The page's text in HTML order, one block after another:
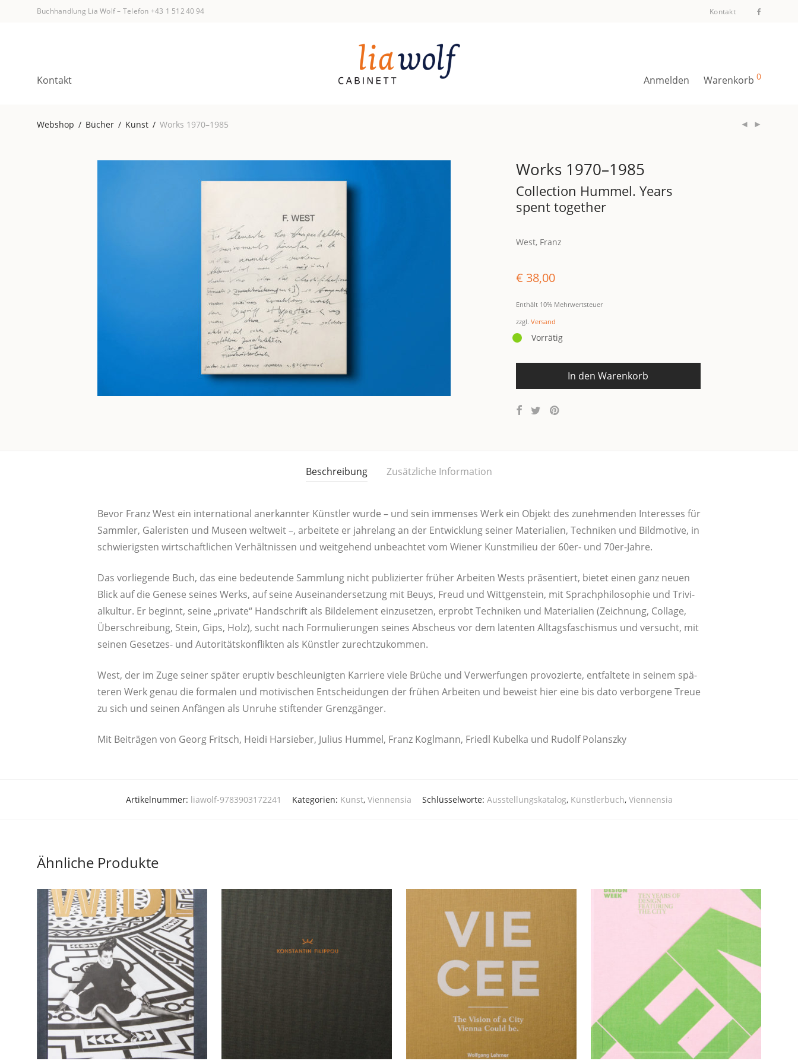
Buchhandlung Lia Wolf– Telefon +43 1 512 40 94 Kontakt
Kontakt Anmelden Warenkorb 0
Webshop / Bücher / Kunst / Works 1970–1985
Works 1970–1985
Collection Hummel. Years
spent together
West, Franz
€ 38,00
Enthält 10% Mehrwertsteuer
zzgl. Versand
Vorrätig
In den Warenkorb
Beschreibung Zusätzliche Information
Bevor Franz West ein inter­na­tio­nal aner­kann­ter Künst­ler wur­de – und sein immenses Werk ein Objekt des zuneh­men­den Inter­es­ses für
Samm­ler, Gale­ris­ten und Muse­en welt­weit –, arbei­te­te er jah­re­lang an der Ent­wick­lung sei­ner Mate­ria­li­en, Tech­ni­ken und Bild­mo­ti­ve, in
schwie­rigs­ten wirt­schaft­li­chen Ver­hält­nis­sen und weit­ge­hend unbe­ach­tet vom Wie­ner Kunst­mi­lieu der 60er- und 70er-Jahre.
Das vor­lie­gen­de Buch, das eine bedeu­ten­de Samm­lung nicht publi­zier­ter frü­her Arbei­ten Wests prä­sen­tiert, bie­tet einen ganz neu­en
Blick auf die Gene­se sei­nes Werks, auf sei­ne Aus­ein­an­der­set­zung mit Beuys, Freud und Witt­gen­stein, mit Sprach­phi­lo­so­phie und Tri­vi­
al­kul­tur. Er beginnt, sei­ne „pri­va­te“ Hand­schrift als Bild­ele­ment ein­zu­set­zen, erprobt Tech­ni­ken und Mate­ria­li­en (Zeich­nung, Col­la­ge,
Über­schrei­bung, Stein, Gips, Holz), sucht nach For­mu­lie­run­gen sei­nes Abscheus vor dem laten­ten All­tags­fa­schis­mus und ver­sucht, mit
sei­nen Geset­zes- und Auto­ri­täts­kon­flik­ten als Künst­ler zurechtzukommen.
West, der im Zuge sei­ner spä­ter erup­tiv beschleu­nig­ten Kar­rie­re vie­le Brü­che und Ver­wer­fun­gen pro­vo­zier­te, ent­fal­te­te in sei­nem spä­
te­ren Werk genau die for­ma­len und moti­vi­schen Ent­schei­dun­gen der frü­hen Arbei­ten und beweist hier eine bis dato ver­bor­ge­ne Treue
zu sich und sei­nen Anfän­gen als Unru­he stif­ten­der Grenzgänger.
Mit Bei­trä­gen von Georg Fritsch, Hei­di Har­sie­ber, Juli­us Hum­mel, Franz Kogl­mann, Friedl Kubel­ka und Rudolf Polanszky
Artikelnummer: liawolf-9783903172241 Kategorien: Kunst, Viennensia Schlüsselworte: Ausstellungskatalog, Künstlerbuch, Viennensia
Ähnliche Produkte